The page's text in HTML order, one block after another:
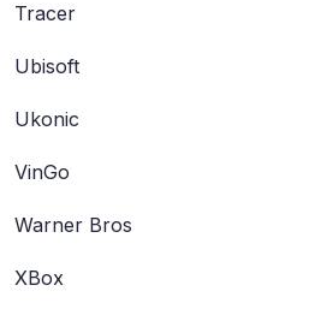
Tracer
Ubisoft
Ukonic
VinGo
Warner Bros
XBox